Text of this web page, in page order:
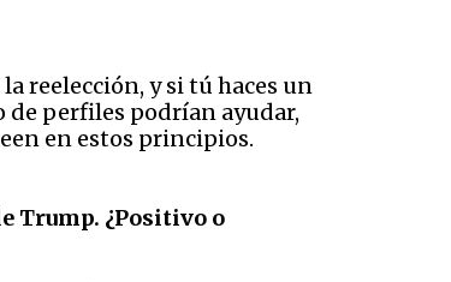
reelección, y si tú haces un
de perfiles podrían ayudar,
en estos principios.
Trump. ¿Positivo o